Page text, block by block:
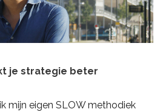
je strategie beter
mijn eigen SLOW methodiek